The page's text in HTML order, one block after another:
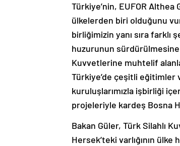
Türkiye’nin, EUFOR Althea
ülkelerden biri olduğunu
birliğimizin yanı sıra
huzurunun sürdürülmesine
Kuvvetlerine muhtelif
Türkiye’de çeşitli
kuruluşlarımızla işbirliği
projeleriyle kardeş Bosna
Bakan Güler, Türk Silahlı
Hersek’teki varlığının